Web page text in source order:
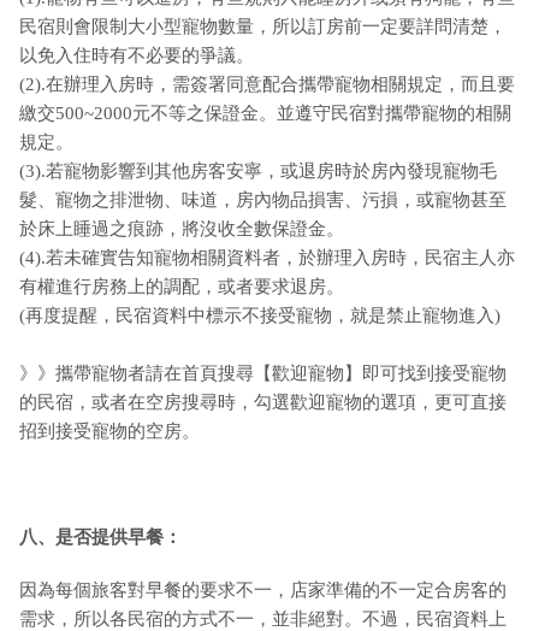
民宿則會限制大小型寵物數量，所以訂房前一定要詳問清楚，
以免入住時有不必要的爭議。
(2).在辦理入房時，需簽署同意配合攜帶寵物相關規定，而且要
繳交500~2000元不等之保證金。並遵守民宿對攜帶寵物的相關
規定。
(3).若寵物影響到其他房客安寧，或退房時於房內發現寵物毛
髮、寵物之排泄物、味道，房內物品損害、污損，或寵物甚至
於床上睡過之痕跡，將沒收全數保證金。
(4).若未確實告知寵物相關資料者，於辦理入房時，民宿主人亦
有權進行房務上的調配，或者要求退房。
(再度提醒，民宿資料中標示不接受寵物，就是禁止寵物進入)
》》攜帶寵物者請在首頁搜尋【歡迎寵物】即可找到接受寵物
的民宿，或者在空房搜尋時，勾選歡迎寵物的選項，更可直接
招到接受寵物的空房。
八、是否提供早餐：
因為每個旅客對早餐的要求不一，店家準備的不一定合房客的
需求，所以各民宿的方式不一，並非絕對。不過，民宿資料上